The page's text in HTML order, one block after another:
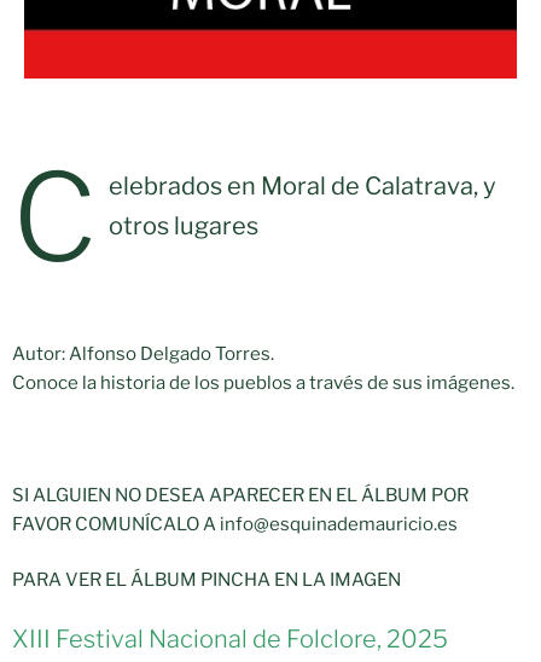
C
elebrados en Moral de Calatrava, y
otros lugares
Autor: Alfonso Delgado Torres.
Conoce la historia de los pueblos a través de sus imágenes.
SI ALGUIEN NO DESEA APARECER EN EL ÁLBUM POR
FAVOR COMUNÍCALO A info@esquinademauricio.es
PARA VER EL ÁLBUM PINCHA EN LA IMAGEN
XIII Festival Nacional de Folclore, 2025